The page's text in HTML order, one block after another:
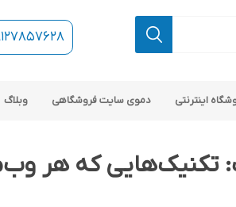
اینترنتی دموی سایت فروشگاهی وبلاگ
که هر